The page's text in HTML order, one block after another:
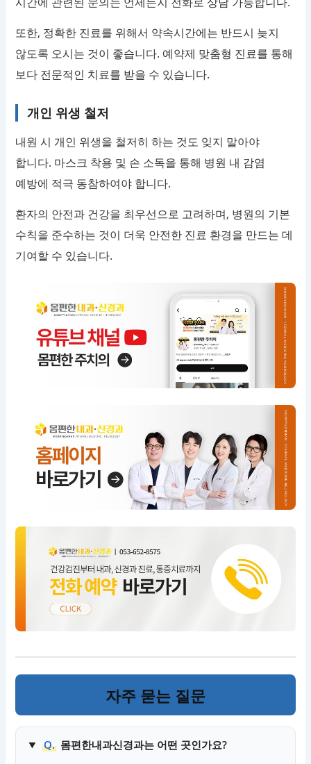
또한, 정확한 진료를 위해서 약속시간에는 반드시 늦지
않도록 오시는 것이 좋습니다. 예약제 맞춤형 진료를 통해
보다 전문적인 치료를 받을 수 있습니다.
개인 위생 철저
내원 시 개인 위생을 철저히 하는 것도 잊지 말아야
합니다. 마스크 착용 및 손 소독을 통해 병원 내 감염
예방에 적극 동참하여야 합니다.
환자의 안전과 건강을 최우선으로 고려하며, 병원의 기본
수칙을 준수하는 것이 더욱 안전한 진료 환경을 만드는 데
기여할 수 있습니다.
자주 묻는 질문
Q. 몸편한내과신경과는 어떤 곳인가요?